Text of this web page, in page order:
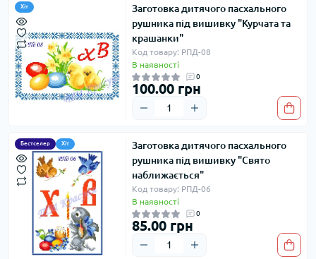
Хіт
Заготовка дитячого пасхального
рушника під вишивку "Курчата та
крашанки"
Код товару: РПД-08
В наявності
0
100.00 грн
Бестселер Хіт
Заготовка дитячого пасхального
рушника під вишивку "Свято
наближається"
Код товару: РПД-06
В наявності
0
85.00 грн